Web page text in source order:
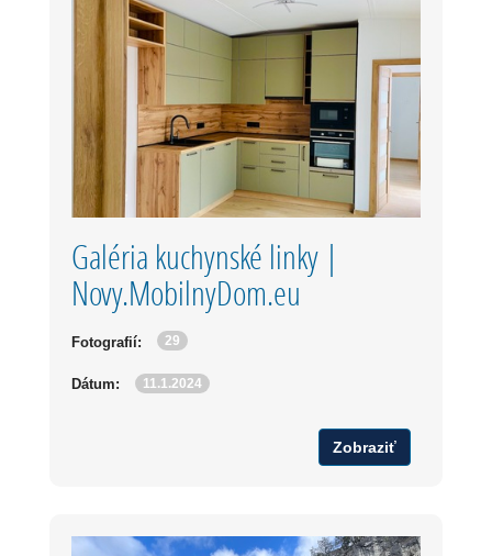
Galéria kuchynské linky |
Novy.MobilnyDom.eu
Fotografií: 29
Dátum: 11.1.2024
Zobraziť